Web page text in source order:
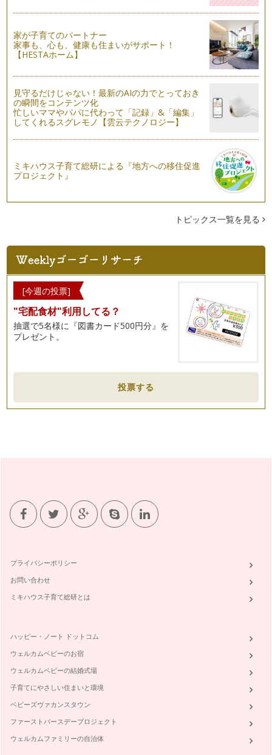
住みたい街を家族で歩いてみよう！
マイホーム選びで重視することのひとつに「どこに住むか」が
挙げられます。通勤や通学の便、買い…
リビングは1階と2階どちらにする!?
マイホームを建てるなら「家族でのんびりくつろげる広いリビ
マイホーム取得の最適なタイミング
新年を迎え、年賀状のなかに「転居しました」という文章が入
っているはがきはありませんでしたか…
先日、一戸建て住宅メーカーの資料をお取り寄せしました。じ
っくり読んでみると、メーカーごとの…
ハウスメーカーのカタログをお取り寄せ
資料請求で家探しをお得でラクにする！
マイホームがほしいなと思っても、チラシやインターネットを
たまに見るくらいで、「子どもが小さ…
子育て世代にうれしいスマートハウス
スマートフォンは身近な存在になりましたが、「スマートハウ
ス」という言葉を耳にしたことはあり…
新築と中古、それぞれのメリット
子育てはどこでするのがいい？
「自分だけの住まいづくりノート」をご…
ミ置き場、集会室など、所有者が共同…
住宅初心者が選んだ分かりづらい用語
不動産広告から未来の暮らしを読み取る！
インターネットの物件紹介、新聞折込やポストに投函される不
動産広告。これからマイホームがほし…
子育て中のファミリーにとって、住まい選びと同じくらい大切
マンションか一戸建て、どちらにする!？
ほしいな」と思う機会が増えた、とい…
家が子育てのパートナー
家事も、心も、健康も住まいがサポート！
【HESTAホーム】
見守るだけじゃない！最新のAIの力でとっておき
の瞬間をコンテンツ化
忙しいママやパパに代わって「記録」&「編集」
してくれるスグレモノ【雲云テクノロジー】
ミキハウス子育て総研による『地方への移住促進
プロジェクト』
トピックス一覧を見る
[今週の投票]
"宅配食材"利用してる？
抽選で5名様に『図書カード500円分』を
プレゼント。
投票する
プライバシーポリシー
お問い合わせ
ミキハウス子育て総研とは
ハッピー・ノート ドットコム
ウェルカムベビーのお宿
ウェルカムベビーの結婚式場
子育てにやさしい住まいと環境
ベビーズヴァカンスタウン
ファーストバースデープロジェクト
ウェルカムファミリーの自治体